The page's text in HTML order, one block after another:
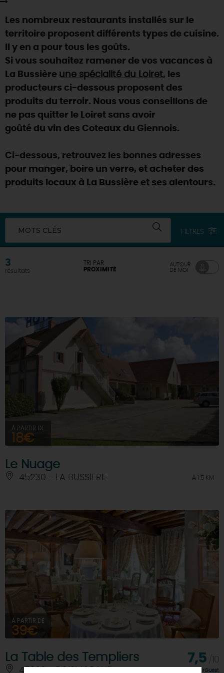
TOUTES LES ACTIVITÉS
Vins etvignobles
Chic,une aire de pique-nique
Par ici lesguinguettes
Que rapporter du Loiret ?
La Route desMétiers d'Art
TOUT L'ART DE VIVRE
(re)Découvrir les coulisses de la Faïencerie de
Expérimenterles parcours Baludik🕵️
Une saison de festivals 🎉
Rendez-vous de la nature en 2026
Où sortir ?
DEMAIN
CETTE SEMAINE
TOUT L'AGENDA
INFOS &SERVICES
RÉSERVERMAINTENANT
Les nombreux restaurants installés sur le
territoire proposent différents types de cuisine.
Il y en a pour tous les goûts.
Si vous souhaitez ramener de vos vacances à
La Bussière une spécialité du Loiret, les
producteurs ci-dessous proposent des
produits du terroir. Nous vous conseillons de
ne pas quitter le Loiret sans avoir
goûté du vin des Coteaux du Giennois.
Ci-dessous, retrouvez les bonnes adresses
pour manger, boire un verre, et acheter des
produits locaux à La Bussière et ses alentours.
MOTS CLÉS FILTRES
3
résultats
TRI PAR
PROXIMITÉ
AUTOUR
DE MOI
À PARTIR DE
18€
Le Nuage
45230 - LA BUSSIERE À 1.5 KM
À PARTIR DE
39€
La Table des Templiers
45290 - BOISMORAND
7,5
Note FairGuest